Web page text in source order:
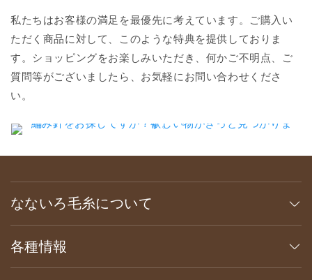
私たちはお客様の満足を最優先に考えています。ご購入い
ただく商品に対して、このような特典を提供しておりま
す。ショッピングをお楽しみいただき、何かご不明点、ご
質問等がございましたら、お気軽にお問い合わせくださ
い。
なないろ毛糸について
各種情報